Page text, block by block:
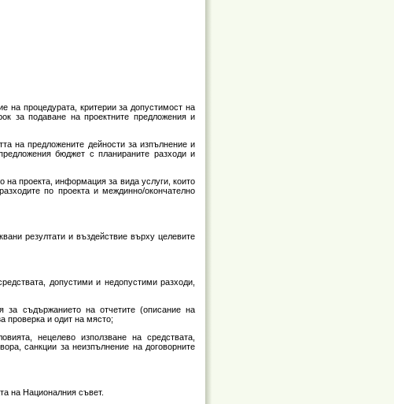
на процедурата, критерии за допустимост на
за подаване на проектните предложения и
на предложените дейности за изпълнение и
бюджет с планираните разходи и
проекта, информация за вида услуги, които
по проекта и междинно/окончателно
резултати и въздействие върху целевите
допустими и недопустими разходи,
за съдържанието на отчетите (описание на
проверка и одит на място;
нецелево използване на средствата,
санкции за неизпълнение на договорните
на Националния съвет.